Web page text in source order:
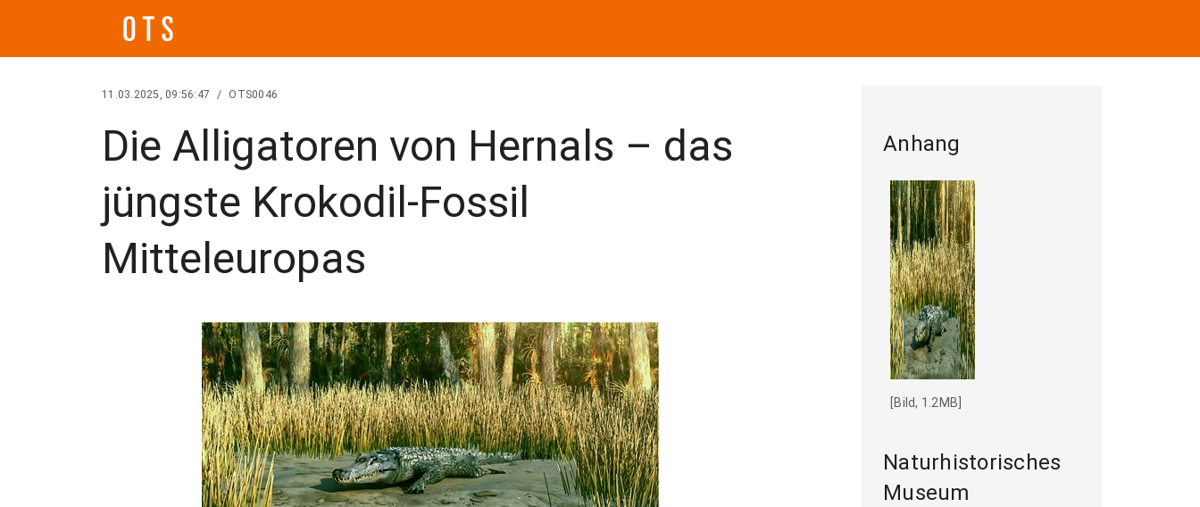
11.03.2025, 09:56:47 / OTS0046
Die Alligatoren von Hernals – das
jüngste Krokodil-Fossil
Mitteleuropas
Anhang
[Bild, 1.2MB]
Naturhistorisches
Museum